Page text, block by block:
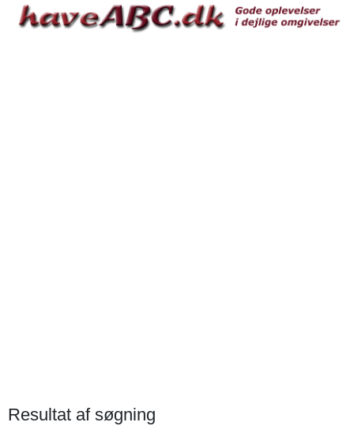
Resultat af søgning